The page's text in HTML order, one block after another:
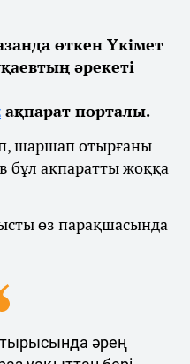
өткен Үкімет
әрекеті
ақпарат порталы.
шаршап отырғаны
бұл ақпаратты жоққа
өз парақшасында
әрең